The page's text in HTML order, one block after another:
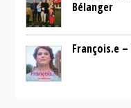
Bélanger
François.e